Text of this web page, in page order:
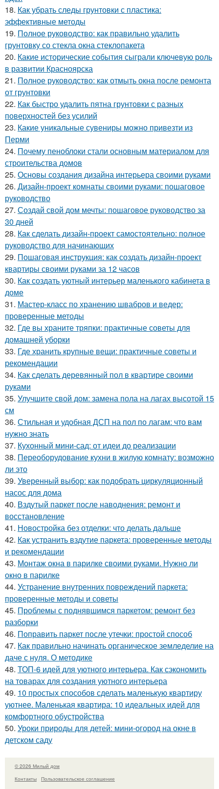
18. Как убрать следы грунтовки с пластика:
эффективные методы
19. Полное руководство: как правильно удалить
грунтовку со стекла окна стеклопакета
20. Какие исторические события сыграли ключевую роль
в развитии Красноярска
21. Полное руководство: как отмыть окна после ремонта
от грунтовки
22. Как быстро удалить пятна грунтовки с разных
поверхностей без усилий
23. Какие уникальные сувениры можно привезти из
Перми
24. Почему пеноблоки стали основным материалом для
строительства домов
25. Основы создания дизайна интерьера своими руками
26. Дизайн-проект комнаты своими руками: пошаговое
руководство
27. Создай свой дом мечты: пошаговое руководство за
30 дней
28. Как сделать дизайн-проект самостоятельно: полное
руководство для начинающих
29. Пошаговая инструкция: как создать дизайн-проект
квартиры своими руками за 12 часов
30. Как создать уютный интерьер маленького кабинета в
доме
31. Мастер-класс по хранению швабров и ведер:
проверенные методы
32. Где вы храните тряпки: практичные советы для
домашней уборки
33. Где хранить крупные вещи: практичные советы и
рекомендации
34. Как сделать деревянный пол в квартире своими
руками
35. Улучшите свой дом: замена пола на лагах высотой 15
см
36. Стильная и удобная ДСП на пол по лагам: что вам
нужно знать
37. Кухонный мини-сад: от идеи до реализации
38. Переоборудование кухни в жилую комнату: возможно
ли это
39. Уверенный выбор: как подобрать циркуляционный
насос для дома
40. Вздутый паркет после наводнения: ремонт и
восстановление
41. Новостройка без отделки: что делать дальше
42. Как устранить вздутие паркета: проверенные методы
и рекомендации
43. Монтаж окна в парилке своими руками. Нужно ли
окно в парилке
44. Устранение внутренних повреждений паркета:
проверенные методы и советы
45. Проблемы с поднявшимся паркетом: ремонт без
разборки
46. Поправить паркет после утечки: простой способ
47. Как правильно начинать органическое земледелие на
даче с нуля. О методике
48. ТОП-6 идей для уютного интерьера. Как сэкономить
на товарах для создания уютного интерьера
49. 10 простых способов сделать маленькую квартиру
уютнее. Маленькая квартира: 10 идеальных идей для
комфортного обустройства
50. Уроки природы для детей: мини-огород на окне в
детском саду
© 2026 Милый дом
Контакты
Пользовательское соглашение